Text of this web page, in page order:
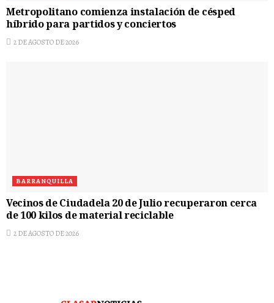
Metropolitano comienza instalación de césped
híbrido para partidos y conciertos
2 DE AGOSTO DE 2026
BARRANQUILLA
Vecinos de Ciudadela 20 de Julio recuperaron cerca
de 100 kilos de material reciclable
2 DE AGOSTO DE 2026